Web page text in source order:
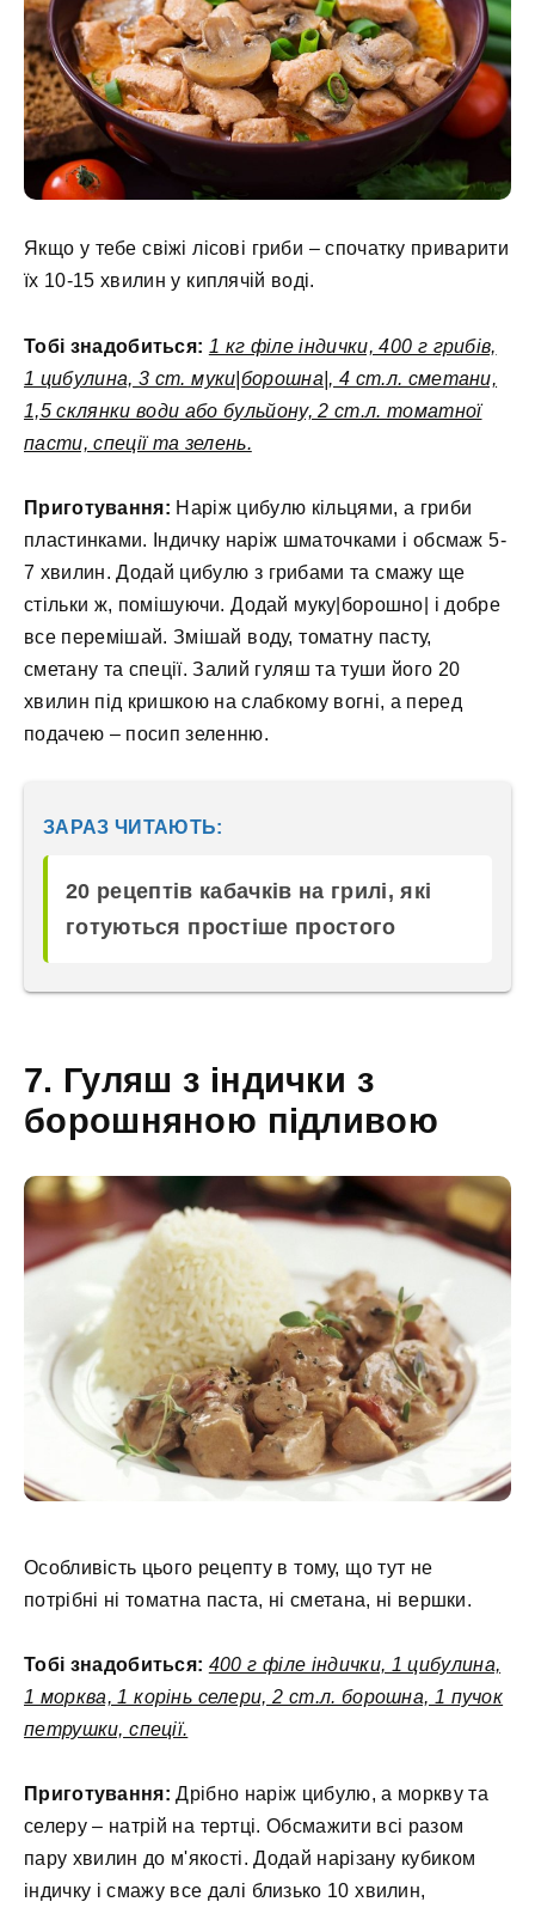
Якщо у тебе свіжі лісові гриби – спочатку приварити
їх 10-15 хвилин у киплячій воді.
Тобі знадобиться: 1 кг філе індички, 400 г грибів,
1 цибулина, 3 ст. муки|борошна|, 4 ст.л. сметани,
1,5 склянки води або бульйону, 2 ст.л. томатної
пасти, спеції та зелень.
Приготування: Наріж цибулю кільцями, а гриби
пластинками. Індичку наріж шматочками і обсмаж 5-
7 хвилин. Додай цибулю з грибами та смажу ще
стільки ж, помішуючи. Додай муку|борошно| і добре
все перемішай. Змішай воду, томатну пасту,
сметану та спеції. Залий гуляш та туши його 20
хвилин під кришкою на слабкому вогні, а перед
подачею – посип зеленню.
ЗАРАЗ ЧИТАЮТЬ:
20 рецептів кабачків на грилі, які
готуються простіше простого
7. Гуляш з індички з
борошняною підливою
Особливість цього рецепту в тому, що тут не
потрібні ні томатна паста, ні сметана, ні вершки.
Тобі знадобиться: 400 г філе індички, 1 цибулина,
1 морква, 1 корінь селери, 2 ст.л. борошна, 1 пучок
петрушки, спеції.
Приготування: Дрібно наріж цибулю, а моркву та
селеру – натрій на тертці. Обсмажити всі разом
пару хвилин до м'якості. Додай нарізану кубиком
індичку і смажу все далі близько 10 хвилин,